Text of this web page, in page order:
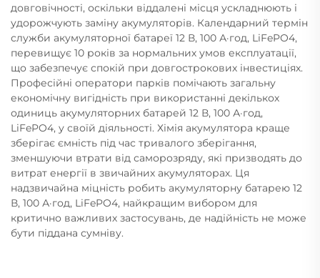
довговічності, оскільки віддалені місця ускладнюють і
удорожчують заміну акумуляторів. Календарний термін
служби акумуляторної батареї 12 В, 100 А·год, LiFePO4,
перевищує 10 років за нормальних умов експлуатації,
що забезпечує спокій при довгострокових інвестиціях.
Професійні оператори парків помічають загальну
економічну вигідність при використанні декількох
одиниць акумуляторних батарей 12 В, 100 А·год,
LiFePO4, у своїй діяльності. Хімія акумулятора краще
зберігає ємність під час тривалого зберігання,
зменшуючи втрати від саморозряду, які призводять до
витрат енергії в звичайних акумуляторах. Ця
надзвичайна міцність робить акумуляторну батарею 12
В, 100 А·год, LiFePO4, найкращим вибором для
критично важливих застосувань, де надійність не може
бути піддана сумніву.